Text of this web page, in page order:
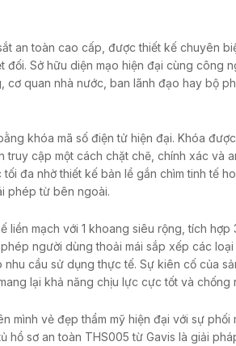
an toàn cao cấp, được thiết kế chuyên
đối. Sở hữu diện mạo hiện đại cùng công
cơ quan nhà nước, ban lãnh đạo hay bộ
khóa mã số điện tử hiện đại. Khóa
truy cập một cách chặt chẽ, chính xác và
đa nhờ thiết kế bản lề gắn chìm tinh tế
phép từ bên ngoài.
mạch với 1 khoang siêu rộng, tích hợp
người dùng thoải mái sắp xếp các loại
cầu sử dụng thực tế. Sự kiên cố của
lại khả năng chịu lực cực tốt và chống
mình vẻ đẹp thẩm mỹ hiện đại với sự phối
hồ sơ an toàn THS005 từ Gavis là giải